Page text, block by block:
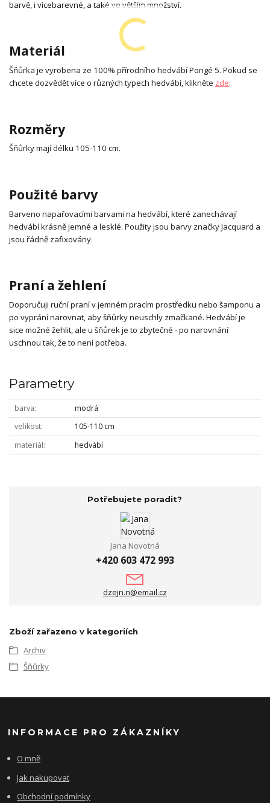
barvě, i vícebarevné, a také ve větším množství.
Materiál
Šňůrka je vyrobena ze 100% přírodního hedvábí Pongé 5. Pokud se
chcete dozvědět více o různých typech hedvábí, klikněte zde.
Rozměry
Šňůrky mají délku 105-110 cm.
Použité barvy
Barveno napařovacími barvami na hedvábí, které zanechávají
hedvábí krásně jemné a lesklé. Použity jsou barvy značky Jacquard a
jsou řádně zafixovány.
Praní a žehlení
Doporučuji ruční praní v jemném pracím prostředku nebo šamponu a
po vyprání narovnat, aby šňůrky neuschly zmačkané. Hedvábí je
sice možné žehlit, ale u šňůrek je to zbytečné - po narovnání
uschnou tak, že to není potřeba.
Parametry
barva
modrá
velikost
105-110 cm
materiál
hedvábí
Potřebujete poradit?
Jana Novotná
+420 603 472 993
dzejn.n@email.cz
Zboží zařazeno v kategoriích
Archiv
Šňůrky
INFORMACE PRO ZÁKAZNÍKY
O mně
Jak nakupovat
Obchodní podmínky